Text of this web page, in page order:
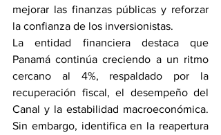
mejorar las finanzas públicas y reforzar
la confianza de los inversionistas.
La entidad financiera destaca que
Panamá continúa creciendo a un ritmo
cercano al 4%, respaldado por la
recuperación fiscal, el desempeño del
Canal y la estabilidad macroeconómica.
Sin embargo, identifica en la reapertura